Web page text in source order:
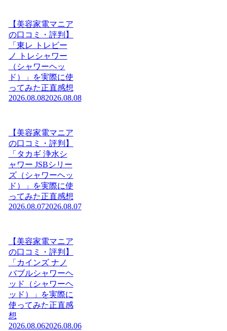
【美容家電マニア
の口コミ・評判】
「東レ トレビー
ノ トレシャワー
（シャワーヘッ
ド）」を実際に使
ってみた正直感想
2026.08.082026.08.08
【美容家電マニア
の口コミ・評判】
「タカギ 浄水シ
ャワー JSBシリー
ズ（シャワーヘッ
ド）」を実際に使
ってみた正直感想
2026.08.072026.08.07
【美容家電マニア
の口コミ・評判】
「カインズ ナノ
バブルシャワーヘ
ッド（シャワーヘ
ッド）」を実際に
使ってみた正直感
想
2026.08.062026.08.06